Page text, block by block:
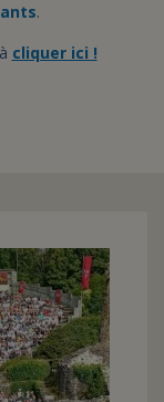
.
cliquer ici !